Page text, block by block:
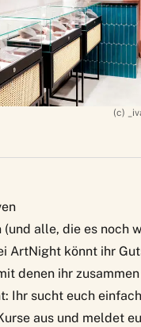
(c)
(und alle, die es noch
ArtNight könnt ihr
denen ihr
Ihr sucht euch
aus und meldet